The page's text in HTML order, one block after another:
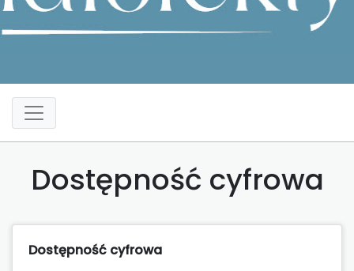
Dostępność cyfrowa
Dostępność cyfrowa